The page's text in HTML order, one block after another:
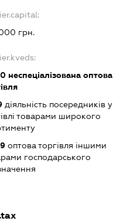
грн.
неспеціалізована оптова
діяльність посередників у
товарами широкого
оптова торгівля іншими
господарського